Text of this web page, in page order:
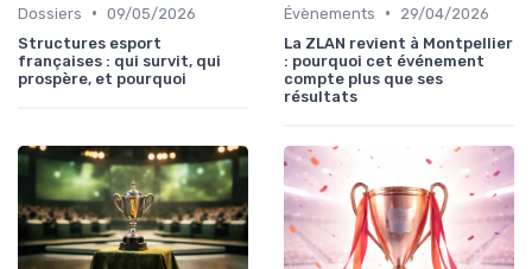
Dossiers • 09/05/2026
Structures esport
françaises : qui survit, qui
prospère, et pourquoi
Évènements •
29/04/2026
La ZLAN revient à Montpellier
: pourquoi cet événement
compte plus que ses
résultats